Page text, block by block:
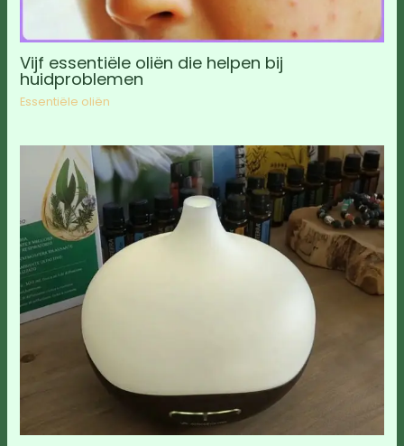
Vijf essentiële oliën die helpen bij
huidproblemen
Essentiële oliën